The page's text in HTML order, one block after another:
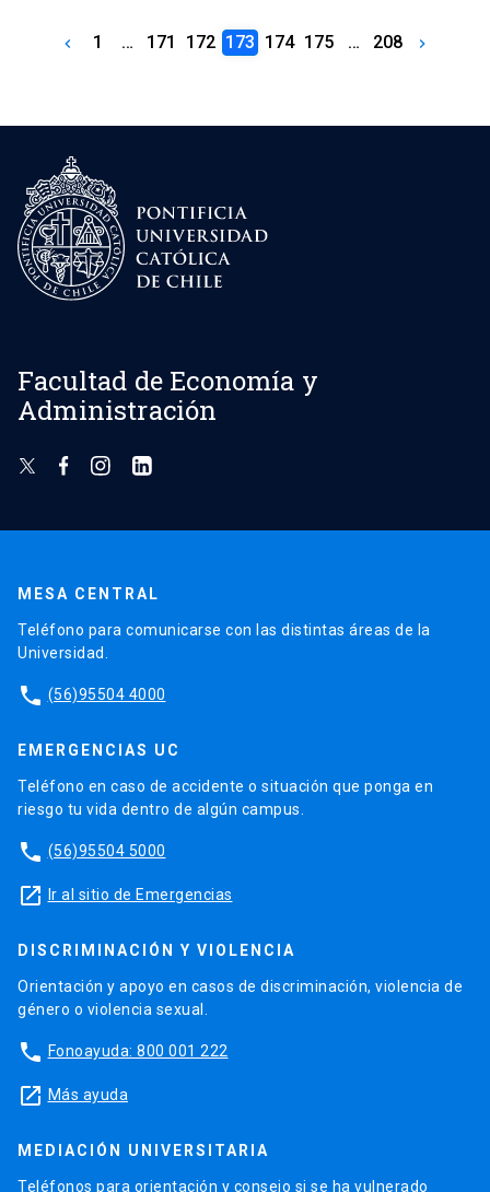
keyboard_arrow_left 1 … 171 172 173 174 175 … 208 keyboard_arrow_right
Facultad de Economía y
Administración
MESA CENTRAL
Teléfono para comunicarse con las distintas áreas de la
Universidad.
phone (56)95504 4000
EMERGENCIAS UC
Teléfono en caso de accidente o situación que ponga en
riesgo tu vida dentro de algún campus.
phone (56)95504 5000
launch Ir al sitio de Emergencias
DISCRIMINACIÓN Y VIOLENCIA
Orientación y apoyo en casos de discriminación, violencia de
género o violencia sexual.
phone Fonoayuda: 800 001 222
launch Más ayuda
MEDIACIÓN UNIVERSITARIA
Teléfonos para orientación y consejo si se ha vulnerado